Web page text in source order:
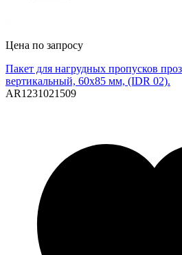
Цена по запросу
Пакет для нагрудных пропусков
вертикальный, 60х85 мм, (IDR 02).
AR1231021509